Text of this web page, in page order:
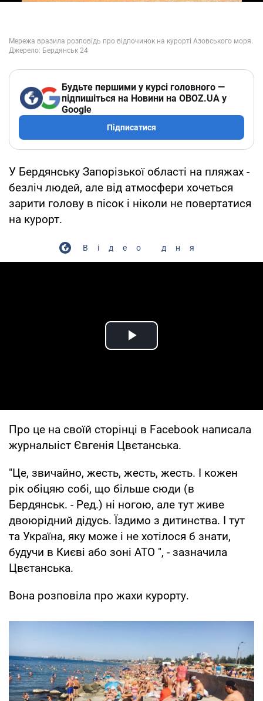
Будьте першими у курсі головного —
підпишіться на Новини на OBOZ.UA у
Google
Підписатися
У Бердянську Запорізької області на пляжах -
безліч людей, але від атмосфери хочеться
зарити голову в пісок і ніколи не повертатися
на курорт.
Відео дня
Play Video
Про це на своїй сторінці в Facebook написала
журналыіст Євгенія Цвєтанська.
"Це, звичайно, жесть, жесть, жесть. І кожен
рік обіцяю собі, що більше сюди (в
Бердянськ. - Ред.) ні ногою, але тут живе
двоюрідний дідусь. Їздимо з дитинства. І тут
та Україна, яку може і не хотілося б знати,
будучи в Києві або зоні АТО ", - зазначила
Цвєтанська.
Вона розповіла про жахи курорту.